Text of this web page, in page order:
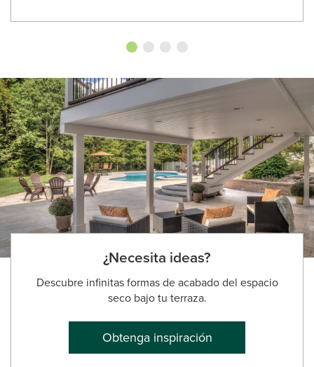
¿Necesita ideas?
Descubre infinitas formas de acabado del espacio
seco bajo tu terraza.
Obtenga inspiración